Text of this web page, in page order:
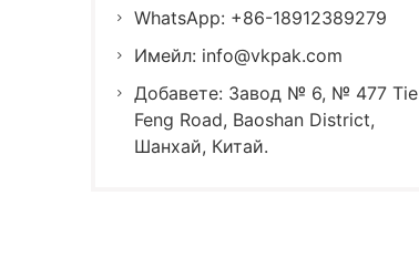
WhatsApp: +86-18912389279
Имейл: info@vkpak.com
Добавете: Завод № 6, № 477 Tie
Feng Road, Baoshan District,
Шанхай, Китай.